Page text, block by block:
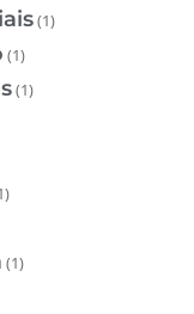
(1)
(1)
(1)
(1)